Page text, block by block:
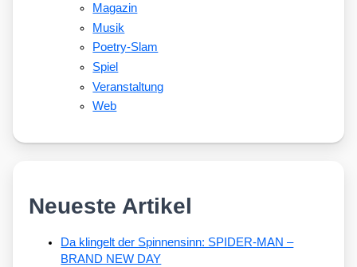
Magazin
Musik
Poetry-Slam
Spiel
Veranstaltung
Web
Neueste Artikel
Da klingelt der Spinnensinn: SPIDER-MAN –
BRAND NEW DAY